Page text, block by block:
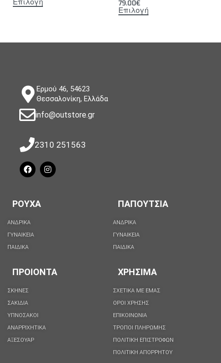
79.00€
Επιλογή
Ερμού 46, 54623
Θεσσαλονίκη, Ελλάδα
info@outstore.gr
2310 251563
ΡΟΥΧΑ
ΑΝΔΡΙΚΑ
ΓΥΝΑΙΚΕΙΑ
ΠΑΙΔΙΚΑ
ΠΑΠΟΥΤΣΙΑ
ΑΝΔΡΙΚΑ
ΓΥΝΑΙΚΕΙΑ
ΠΑΙΔΙΚΑ
ΠΡΟΙΟΝΤΑ
ΣΚΗΝΕΣ
ΣΑΚΙΔΙΑ
ΥΠΝΟΣΑΚΟΙ
ΑΝΑΡΡΙΧΗΤΙΚΑ
ΑΞΕΣΟΥΑΡ
ΧΡΗΣΙΜΑ
ΣΧΕΤΙΚΑ ΜΕ ΕΜΑΣ
ΟΡΟΙ ΧΡΗΣΗΣ
ΕΠΙΚΟΙΝΩΝΙΑ
ΤΡΟΠΟΙ ΠΛΗΡΩΜΗΣ
ΠΟΛΙΤΙΚΗ ΕΠΙΣΤΡΟΦΩΝ
ΠΟΛΙΤΙΚΉ ΑΠΟΡΡΉΤΟΥ